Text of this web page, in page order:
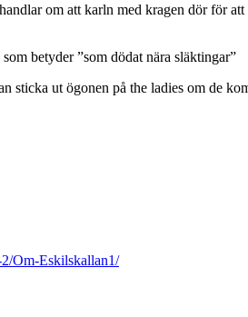
om att karln med kragen dör för
som betyder ”som dödat nära släktingar”
sticka ut ögonen på the ladies om de
Om-Eskilskallan1/